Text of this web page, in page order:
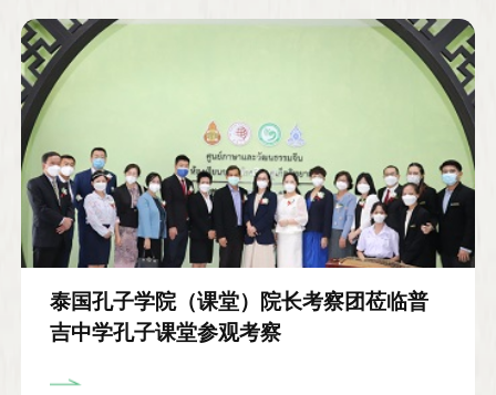
泰国孔子学院（课堂）院长考察团莅临普
吉中学孔子课堂参观考察